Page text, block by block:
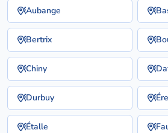
Aubange
Bertrix
Chiny
Durbuy
Étalle